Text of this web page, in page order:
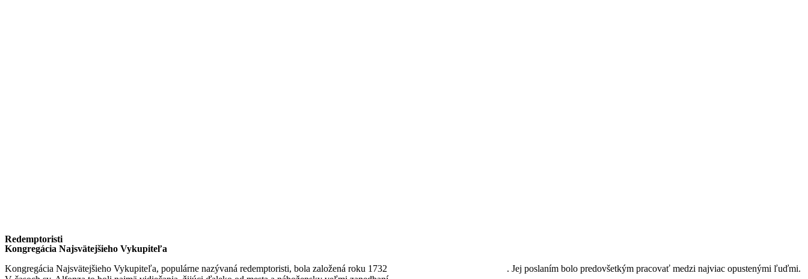
Redemptoristi
Kongregácia Najsvätejšieho Vykupiteľa
Kongregácia Najsvätejšieho Vykupiteľa, populárne nazývaná redemptoristi, bola založená roku 1732
. Jej poslaním bolo predovšetkým pracovať medzi najviac opustenými ľuďmi.